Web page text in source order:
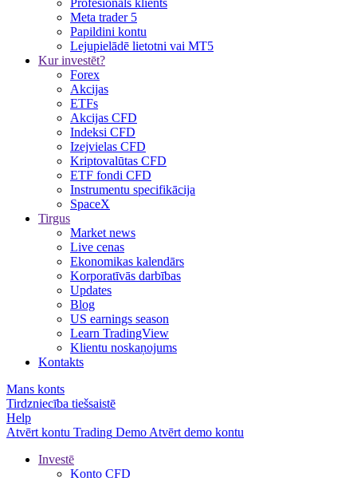
Meta trader 5
Papildini kontu
Lejupielādē lietotni vai MT5
Kur investēt?
Forex
Akcijas
ETFs
Akcijas CFD
Indeksi CFD
Izejvielas CFD
Kriptovalūtas CFD
ETF fondi CFD
Instrumentu specifikācija
SpaceX
Tirgus
Market news
Live cenas
Ekonomikas kalendārs
Korporatīvās darbības
Updates
Blog
US earnings season
Learn TradingView
Klientu noskaņojums
Kontakts
Mans konts
Tirdzniecība tiešsaistē
Help
Atvērt kontu Trading Demo Atvērt demo kontu
Investē
Konto CFD